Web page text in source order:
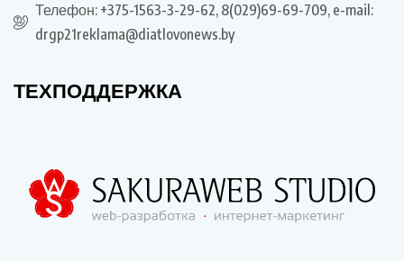
Телефон: +375-1563-3-29-62, 8(029)69-69-709, e-mail:
drgp21reklama@diatlovonews.by
ТЕХПОДДЕРЖКА